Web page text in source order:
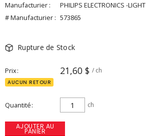
Manufacturier :
PHILIPS ELECTRONICS -LIGHT
# Manufacturier : 573865
Rupture de Stock
Prix 21,60 $ / ch
AUCUN RETOUR
Quantité ch
AJOUTER AU
PANIER